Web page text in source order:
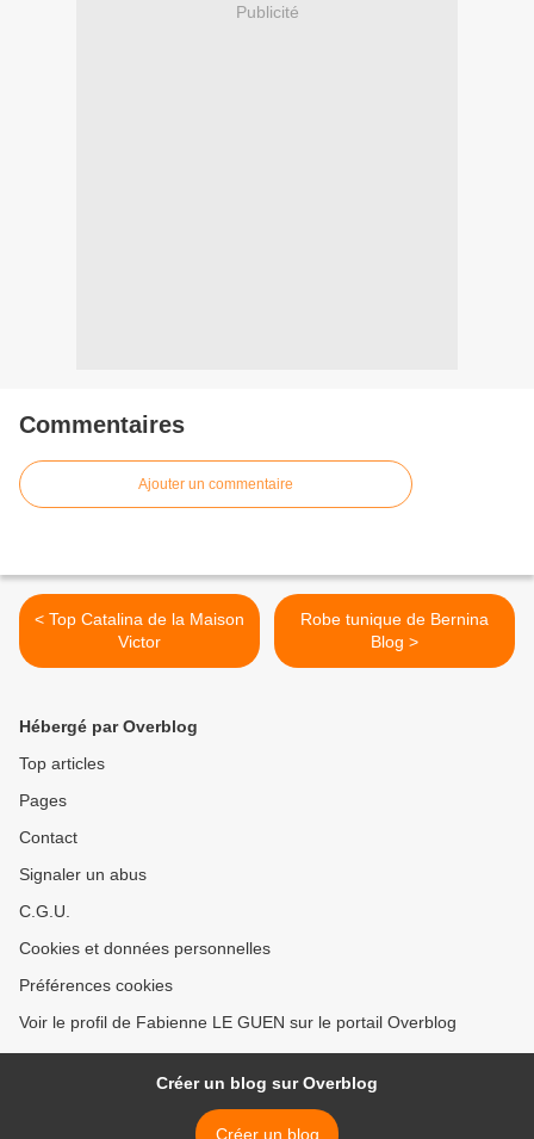
Publicité
Commentaires
Ajouter un commentaire
< Top Catalina de la Maison
Victor
Robe tunique de Bernina
Blog >
Hébergé par Overblog
Top articles
Pages
Contact
Signaler un abus
C.G.U.
Cookies et données personnelles
Préférences cookies
Voir le profil de Fabienne LE GUEN sur le portail Overblog
Créer un blog sur Overblog
Créer un blog